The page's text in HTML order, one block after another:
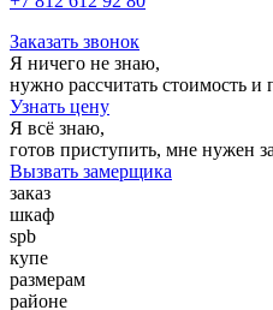
Заказать звонок
Я ничего не знаю,
нужно рассчитать стоимость
Узнать цену
Я всё знаю,
готов приступить, мне нужен
Вызвать замерщика
заказ
шкаф
spb
купе
размерам
районе